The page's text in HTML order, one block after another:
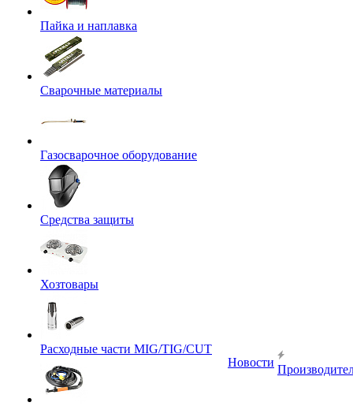
Пайка и наплавка
Сварочные материалы
Газосварочное оборудование
Средства защиты
Хозтовары
Расходные части MIG/TIG/CUT
Новости